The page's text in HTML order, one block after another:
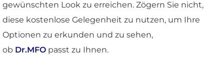
gewünschten Look zu erreichen. Zögern Sie nicht,
diese kostenlose Gelegenheit zu nutzen, um Ihre
Optionen zu erkunden und zu sehen,
ob Dr.MFO passt zu Ihnen.